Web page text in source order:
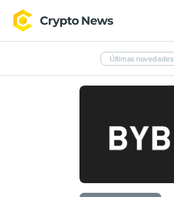
Últimas novedades